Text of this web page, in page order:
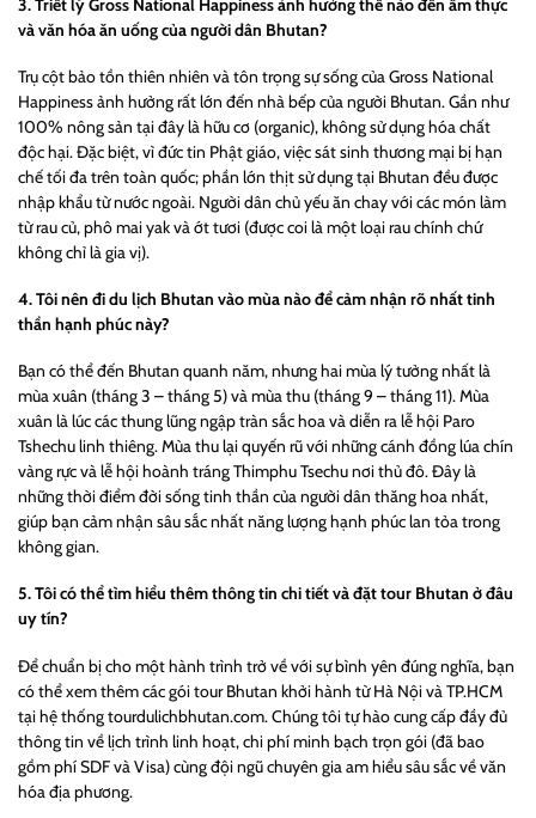
3. Triết lýGross National Happinessảnh hưởng thế nào đến ẩm thực
và văn hóa ăn uống của người dân Bhutan?
Trụ cột bảo tồn thiên nhiên và tôn trọng sự sống củaGross National
Happinessảnh hưởng rất lớn đến nhà bếp của người Bhutan. Gần như
100% nông sản tại đây là hữu cơ (organic), không sử dụng hóa chất
độc hại. Đặc biệt, vì đức tin Phật giáo, việc sát sinh thương mại bị hạn
chế tối đa trên toàn quốc; phần lớn thịt sử dụng tại Bhutan đều được
nhập khẩu từ nước ngoài. Người dân chủ yếu ăn chay với các món làm
từ rau củ, phô mai yak và ớt tươi (được coi là một loại rau chính chứ
không chỉ là gia vị).
4. Tôi nên đi du lịch Bhutan vào mùa nào để cảm nhận rõ nhất tinh
thần hạnh phúc này?
Bạn có thể đến Bhutan quanh năm, nhưng hai mùa lý tưởng nhất là
mùa xuân (tháng 3 – tháng 5) và mùa thu (tháng 9 – tháng 11). Mùa
xuân là lúc các thung lũng ngập tràn sắc hoa và diễn ra lễ hội Paro
Tshechu linh thiêng. Mùa thu lại quyến rũ với những cánh đồng lúa chín
vàng rực và lễ hội hoành tráng Thimphu Tsechu nơi thủ đô. Đây là
những thời điểm đời sống tinh thần của người dân thăng hoa nhất,
giúp bạn cảm nhận sâu sắc nhất năng lượng hạnh phúc lan tỏa trong
không gian.
5. Tôi có thể tìm hiểu thêm thông tin chi tiết và đặt tour Bhutan ở đâu
uy tín?
Để chuẩn bị cho một hành trình trở về với sự bình yên đúng nghĩa, bạn
có thể xem thêm các gói tour Bhutan khởi hành từ Hà Nội và TP.HCM
tại hệ thống tourdulichbhutan.com. Chúng tôi tự hào cung cấp đầy đủ
thông tin về lịch trình linh hoạt, chi phí minh bạch trọn gói (đã bao
gồm phí SDF và Visa) cùng đội ngũ chuyên gia am hiểu sâu sắc về văn
hóa địa phương.